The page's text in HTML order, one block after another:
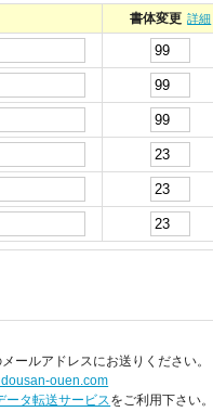
書体変更 詳細
ールアドレスにお送りください。
ouen.com
ータ転送サービスをご利用下さい